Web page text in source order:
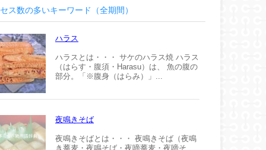
ス数の多いキーワード（全期間）
ハラス
ハラスとは・・・ サケのハラス焼 ハラス
（はらす・腹須・Harasu）は、 魚の腹の
部分。「※腹身（はらみ）」...
夜鳴きそば
夜鳴きそばとは・・・ 夜鳴きそば（夜鳴
き蕎麦・夜鳴そば・夜啼蕎麦・夜啼そ